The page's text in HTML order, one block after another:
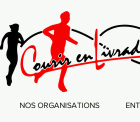
NOS ORGANISATIONS